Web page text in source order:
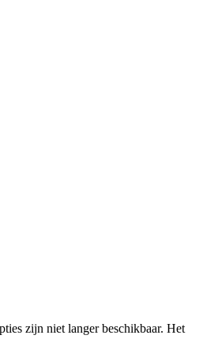
zijn niet langer beschikbaar. Het